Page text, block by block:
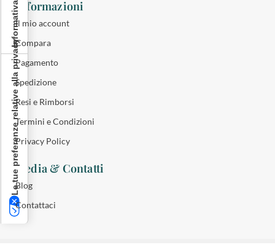
Informazioni
Il mio account
Compara
Pagamento
Spedizione
Resi e Rimborsi
Termini e Condizioni
Privacy Policy
Media & Contatti
Blog
Contattaci
Le tue preferenze relative alla privacy